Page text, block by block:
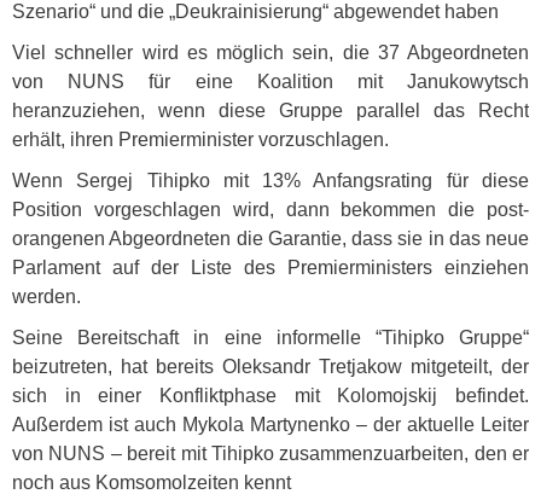
Szenario“ und die „Deukrainisierung“ abgewendet haben
Viel schneller wird es möglich sein, die 37 Abgeordneten
von
NUNS für eine Koalition mit Janukowytsch
heranzuziehen, wenn diese Gruppe parallel das Recht
erhält, ihren Premierminister vorzuschlagen.
Wenn Sergej Tihipko mit 13% Anfangsrating für diese
Position vorgeschlagen wird, dann bekommen die post-
orangenen Abgeordneten die Garantie, dass sie in das neue
Parlament auf der Liste des Premierministers einziehen
werden.
Seine Bereitschaft in eine informelle “Tihipko Gruppe“
beizutreten, hat bereits Oleksandr Tretjakow mitgeteilt, der
sich in einer Konfliktphase mit Kolomojskij befindet.
Außerdem ist auch Mykola Martynenko – der aktuelle Leiter
von NUNS – bereit mit Tihipko zusammenzuarbeiten, den er
noch aus Komsomolzeiten kennt